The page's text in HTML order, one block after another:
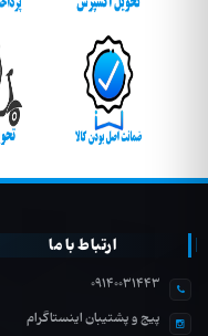
ارتباط با ما
09140031443
پیج و پشتیبان اینستاگرام